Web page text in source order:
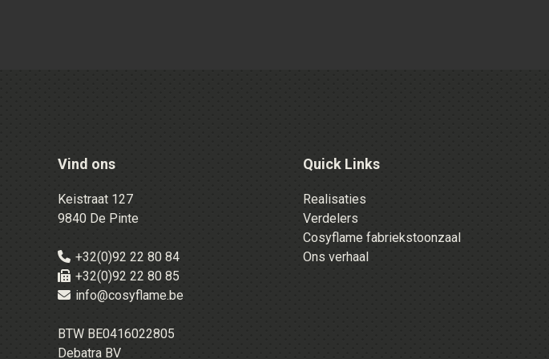
Vind ons
Keistraat 127
9840 De Pinte
+32(0)92 22 80 84
+32(0)92 22 80 85
info@cosyflame.be
BTW BE0416022805
Debatra BV
Quick Links
Realisaties
Verdelers
Cosyflame fabriekstoonzaal
Ons verhaal